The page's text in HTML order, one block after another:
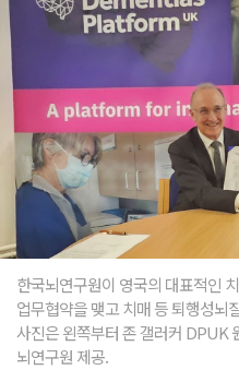
한국뇌연구원이 영국의 대표적인
업무협약을 맺고 치매 등 퇴행성뇌
사진은 왼쪽부터 존 갤러커 DPUK
뇌연구원 제공.